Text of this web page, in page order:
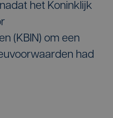
het Koninklijk
(KBIN) om een
had